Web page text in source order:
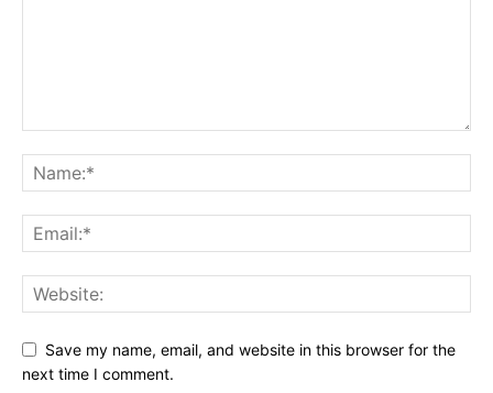
Save my name, email, and website in this browser for the
next time I comment.